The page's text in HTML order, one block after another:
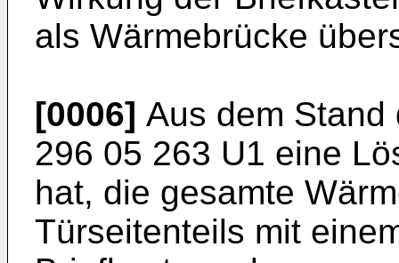
als Wärmebrücke
[0006] Aus dem
296 05 263 U1 eine
hat, die gesamte
Türseitenteils mit